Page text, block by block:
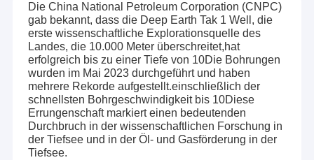
Die China National Petroleum Corporation (CNPC)
gab bekannt, dass die Deep Earth Tak 1 Well, die
erste wissenschaftliche Explorationsquelle des
Landes, die 10.000 Meter überschreitet,hat
erfolgreich bis zu einer Tiefe von 10Die Bohrungen
wurden im Mai 2023 durchgeführt und haben
mehrere Rekorde aufgestellt.einschließlich der
schnellsten Bohrgeschwindigkeit bis 10Diese
Errungenschaft markiert einen bedeutenden
Durchbruch in der wissenschaftlichen Forschung in
der Tiefsee und in der Öl- und Gasförderung in der
Tiefsee.